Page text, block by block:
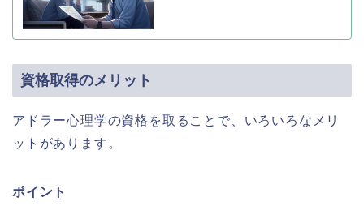
資格取得のメリット
アドラー心理学の資格を取ることで、いろいろなメリ
ットがあります。
ポイント